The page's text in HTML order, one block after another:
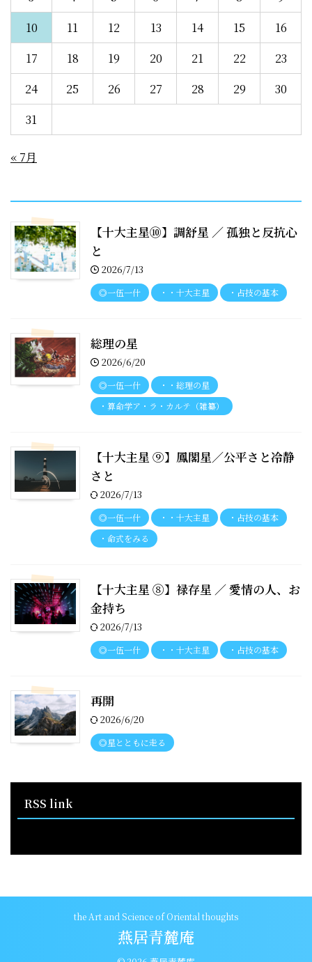
10
11 12 13 14 15
16
17
18 19 20 21 22
23
24
25 26 27 28 29
30
31
« 7月
【十大主星⑩】調舒星 ／ 孤独と反抗心
と
2026/7/13
◎一伍一什 ・・十大主星 ・占技の基本
総理の星
2026/6/20
◎一伍一什
・・総理の星
・算命学ア・ラ・カルテ（雑纂）
【十大主星 ⑨】鳳閣星／公平さと冷静
さと
2026/7/13
◎一伍一什 ・・十大主星
・占技の基本
・命式をみる
【十大主星 ⑧】禄存星 ／ 愛情の人、お
金持ち
2026/7/13
◎一伍一什 ・・十大主星 ・占技の基本
再開
2026/6/20
◎星とともに走る
RSS link
the Art and Science of Oriental thoughts
燕居青麓庵